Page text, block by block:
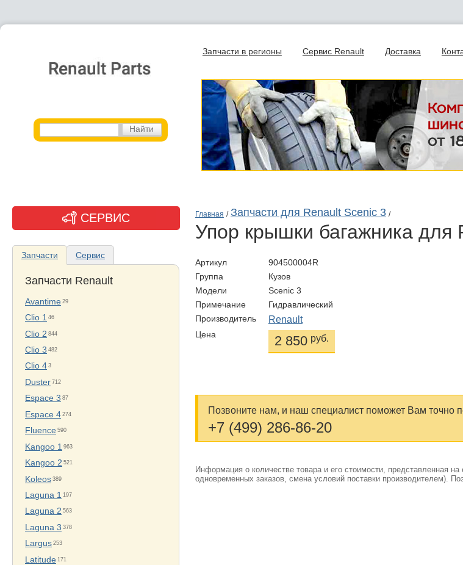
Запчасти в регионы Сервис Renault Доставка
Главная / Запчасти для Renault Scenic 3 /
упор крышки багажника
Артикул
904500004R
Группа
Кузов
Модели
Scenic 3
Примечание
Гидравлический
Производитель
Renault
Цена 2 850 руб.
Позвоните нам, и наш специалист поможет Вам точно
+7 (499) 286-86-20
Информация о количестве товара и его стоимости, представленная
одновременных заказов, смена условий поставки производителем).
СЕРВИС
Запчасти Сервис
Запчасти Renault
Avantime 29
Clio 1 46
Clio 2 844
Clio 3 482
Clio 4 3
Duster 712
Espace 3 87
Espace 4 274
Fluence 590
Kangoo 1 963
Kangoo 2 521
Koleos 389
Laguna 1 197
Laguna 2 563
Laguna 3 378
Largus 253
Latitude 171